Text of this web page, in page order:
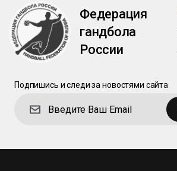
Федерация
гандбола
России
Подпишись и следи за новостями сайта